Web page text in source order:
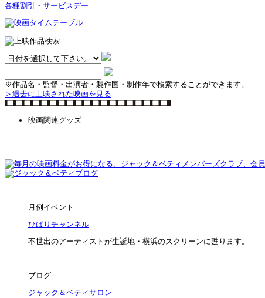
各種割引・サービスデー
※作品名・監督・出演者・製作国・制作年で検索することができます。
＞過去に上映された映画を見る
映画関連グッズ
月例イベント
ひばりチャンネル
不世出のアーティストが生誕地・横浜のスクリーンに甦ります。
ブログ
ジャック＆ベティサロン